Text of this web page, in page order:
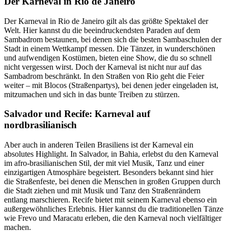
Der Karneval in Rio de Janeiro gilt als das größte Spektakel der
Welt. Hier kannst du die beeindruckendsten Paraden auf dem
Sambadrom bestaunen, bei denen sich die besten Sambaschulen der
Stadt in einem Wettkampf messen. Die Tänzer, in wunderschönen
und aufwendigen Kostümen, bieten eine Show, die du so schnell
nicht vergessen wirst. Doch der Karneval ist nicht nur auf das
Sambadrom beschränkt. In den Straßen von Rio geht die Feier
weiter – mit Blocos (Straßenpartys), bei denen jeder eingeladen ist,
mitzumachen und sich in das bunte Treiben zu stürzen.
Salvador und Recife: Karneval auf
nordbrasilianisch
Aber auch in anderen Teilen Brasiliens ist der Karneval ein
absolutes Highlight. In Salvador, in Bahia, erlebst du den Karneval
im afro-brasilianischen Stil, der mit viel Musik, Tanz und einer
einzigartigen Atmosphäre begeistert. Besonders bekannt sind hier
die Straßenfeste, bei denen die Menschen in großen Gruppen durch
die Stadt ziehen und mit Musik und Tanz den Straßenrändern
entlang marschieren. Recife bietet mit seinem Karneval ebenso ein
außergewöhnliches Erlebnis. Hier kannst du die traditionellen Tänze
wie Frevo und Maracatu erleben, die den Karneval noch vielfältiger
machen.